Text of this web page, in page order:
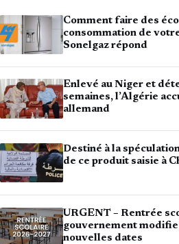
Comment faire des
consommation de
Sonelgaz répond
Enlevé au Niger et
semaines, l’Algérie
allemand
Destiné à la
de ce produit saisie à
URGENT – Rentrée
gouvernement
nouvelles dates